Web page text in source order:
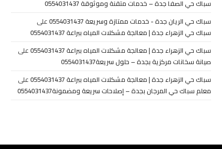
سباك حي الصفا جدة – خدمات متقنة وموثوقة 0554031437
سباك حي الريان جدة - خدمات ممتازة وسريعة 0554031437
على
سباك حي الزهراء جدة | معالجة مشكلات المياه ببراعة 0554031437
سباك حي الزهراء جدة | معالجة مشكلات المياه ببراعة 0554031437
على
صيانة سخانات مركزية بجدة – حلول سريعة0554031437
سباك حي الزهراء جدة | معالجة مشكلات المياه ببراعة 0554031437
على
معلم سباك حي المرجان بجدة – إصلاحات سريعة ومضمونة0554031437